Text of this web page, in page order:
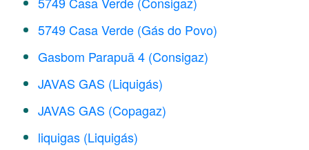
5749 Casa Verde (Gás do Povo)
Gasbom Parapuã 4 (Consigaz)
JAVAS GAS (Liquigás)
JAVAS GAS (Copagaz)
liquigas (Liquigás)